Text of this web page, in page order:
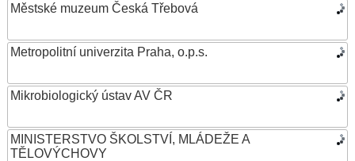
Městské muzeum Česká Třebová
Metropolitní univerzita Praha, o.p.s.
Mikrobiologický ústav AV ČR
MINISTERSTVO ŠKOLSTVÍ, MLÁDEŽE A
TĚLOVÝCHOVY